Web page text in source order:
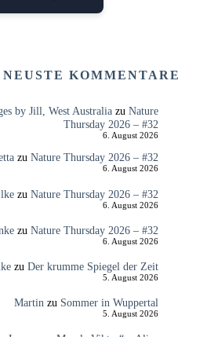
NEUSTE KOMMENTARE
by Jill, West Australiazu Nature
Thursday 2026 – #32
6. August 2026
zu Nature Thursday 2026 – #32
6. August 2026
zu Nature Thursday 2026 – #32
6. August 2026
zu Nature Thursday 2026 – #32
6. August 2026
zu Der krumme Spiegel der Zeit
5. August 2026
Martin zu Sommer in Wuppertal
5. August 2026